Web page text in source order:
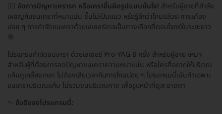
🧔‍♂️ จัดการปัญหาเครารก หรือเคราขึ้นผิดรูปแบบมั่นใจ! สำหรับผู้ชายที่กำลัง
เผชิญกับขนเคราที่หนาแน่น ขึ้นไม่เป็นแนว หรือรู้สึกว่าโกนแล้วระคายเคือง
บ่อย ๆ การกำจัดขนเคราด้วยเลเซอร์อาจเป็นทางเลือกที่ตอบโจทย์ในระยะยาว
🎯
โปรแกรมกำจัดขนเครา ด้วยเลเซอร์ Pro-YAG 8 ครั้ง สำหรับผู้ชาย เหมาะ
สำหรับผู้ที่ต้องการลดปัญหาขนเคราความหนาแน่น หรือใครที่อยากให้บริเวณ
แก้มดูเกลี้ยงเกลา ไม่ต้องเสียเวลากับการโกนบ่อย ๆ โปรแกรมนี้เน้นทำเฉพาะ
ขนเคราบริเวณแก้ม ไม่รวมขนบริเวณคาง เพื่อรูปหน้าที่ดูสะอาดตา
ข้อดีของโปรแกรมนี้: